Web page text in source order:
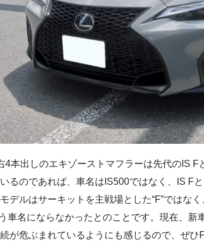
4本出しのエキゾーストマフラーは先代のIS
るのであれば、車名はIS500ではなく、IS F
デルはサーキットを主戦場とした“F”ではな
車名にならなかったとのことです。現在、新
が危ぶまれているようにも感じるので、ぜひ